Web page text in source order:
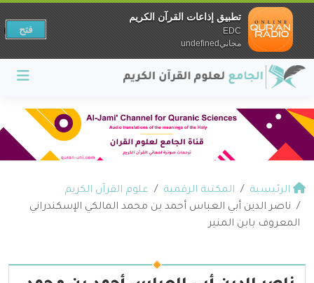
الرئيسية المكتبة الرقمية
علوم القرآن الكريم
ناصر الدين أبي العباس أحمد بن محمد المالكي الإسكندراني
المعروف بابن المنير
تطبيق إذاعات القرآن الكريم
EDC
مجانيundefined
فتح